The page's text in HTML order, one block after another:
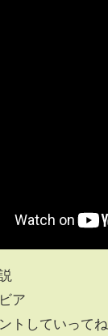
ア
トしていってね